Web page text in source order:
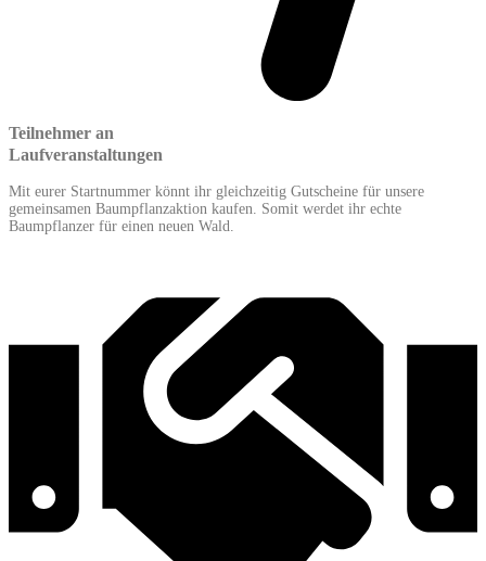
Teilnehmer an
Laufveranstaltungen
Mit eurer Startnummer könnt ihr gleichzeitig Gutscheine für unsere
gemeinsamen Baumpflanzaktion kaufen. Somit werdet ihr echte
Baumpflanzer für einen neuen Wald.